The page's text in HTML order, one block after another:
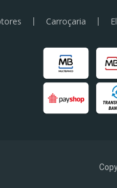
Carroçaria